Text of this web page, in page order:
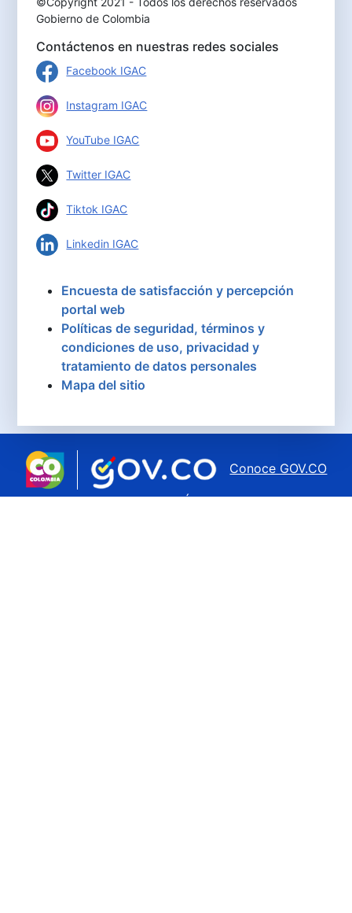
Gobierno de Colombia
Contáctenos en nuestras redes sociales
Facebook IGAC
Instagram IGAC
YouTube IGAC
Twitter IGAC
Tiktok IGAC
Linkedin IGAC
Encuesta de satisfacción y percepción
portal web
Políticas de seguridad, términos y
condiciones de uso, privacidad y
tratamiento de datos personales
Mapa del sitio
Conoce GOV.CO
aquí